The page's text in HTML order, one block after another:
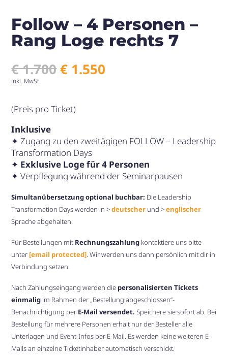
Follow – 4 Personen –
Rang Loge rechts 7
€1.700Ursprünglicher
Preis
€ 1.700
€1.550
inkl. MwSt.
(Preis pro Ticket)
Inklusive
✦ Zugang zu den zweitägigen FOLLOW – Leadership
Transformation Days
✦Exklusive Loge für 4 Personen
✦ Verpflegung während der Seminarpausen
Simultanübersetzung optional buchbar:Die Leadership
Transformation Days werden in >deutscherund >englischer
Sprache abgehalten.
Für Bestellungen mitRechnungszahlungkontaktiere uns bitte
unter[email protected]. Wir werden uns dann persönlich mit dir in
Verbindung setzen.
Nach Zahlungseingang werden diepersonalisierten Tickets
einmaligim Rahmen der „Bestellung abgeschlossen“-
Benachrichtigung perE-Mail versendet.Speichere sie sofort ab. Bei
Bestellung für mehrere Personen erhält nur der Besteller alle
Unterlagen und Event-Infos per E-Mail. Es werden keine weiteren E-
Mails an einzelne Ticketinhaber automatisch verschickt.